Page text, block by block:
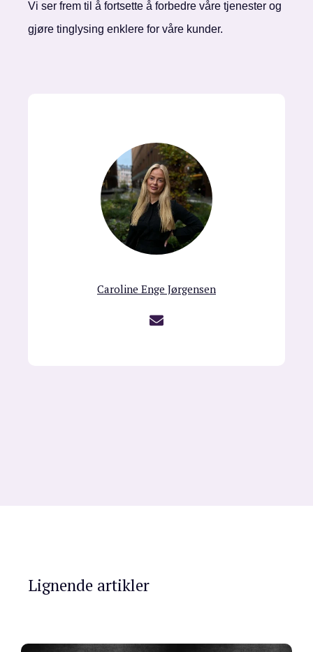
Vi ser frem til å fortsette å forbedre våre tjenester og
gjøre tinglysing enklere for våre kunder.
Caroline Enge Jørgensen
Lignende artikler